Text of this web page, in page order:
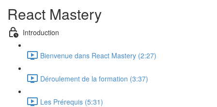
React Mastery
Introduction
Bienvenue dans React Mastery (2:27)
Déroulement de la formation (3:37)
Les Prérequis (5:31)